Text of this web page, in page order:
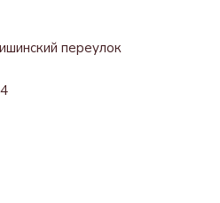
переулок